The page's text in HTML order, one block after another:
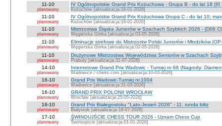
11-10
planowany
IV Ogólnopolskie Grand Prix Kożuchowa - Grupa B - do lat 18 (III
Kożuchów [aktualizacja:18-01-2026]
11-10
planowany
IV Ogólnopolskie Grand Prix Kożuchowa Grupa C - do lat 10;
Kożuchów [aktualizacja:18-01-2026]
11-10
planowany
Mistrzostwa Śląska Juniorów w Szachach Szybkich 2026 - (D06
Węgierska Górka [aktualizacja:03-05-2026]
11-10
planowany
Eliminacje strefowe do Mistrzostw Polski Juniorów i Młodzików
Węgierska Górka [aktualizacja:02-05-2026]
11-10
planowany
Drużynowe Mistrzostwa Województwa Seniorów w Szachach
Prabuty [aktualizacja:31-07-2026]
14-10
planowany
Internetowe Grand Prix Wadowic - Turniej nr 68 (Nagrody:
Wadowice / chess.com [aktualizacja:10-03-2026]
16-10
planowany
Grand Prix Wadowic-Turniej nr.1004
Wadowice [aktualizacja:31-03-2026]
16-10
planowany
GRAND PRIX POLONII WROCŁAW
Wrocław [aktualizacja:25-05-2026]
16-10
planowany
Grand Prix Białegostoku "Lato-Jesień 2026" - 11. runda blitz
Białystok [aktualizacja:18-07-2026]
17-10
planowany
ŚWINOUJŚCIE CHESS TOUR 2026 - Uznam Chess Cup
Świnoujście [aktualizacja:01-01-2026]